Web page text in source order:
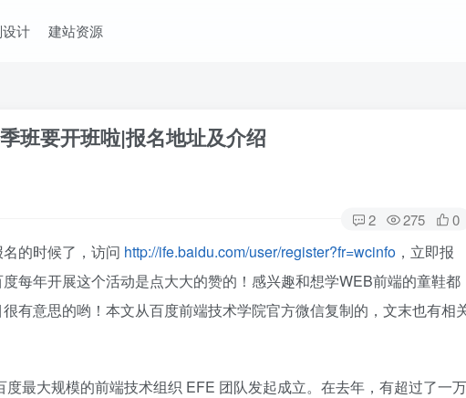
计 建站资源
班要开班啦|报名地址及介绍
2 275 0
的时候了，访问 http://ife.baidu.com/user/register?fr=wcinfo ，立即报
每年开展这个活动是点大大的赞的！感兴趣和想学WEB前端的童鞋都
有意思的哟！本文从百度前端技术学院官方微信复制的，文末也有相
最大规模的前端技术组织 EFE 团队发起成立。在去年，有超过了一万